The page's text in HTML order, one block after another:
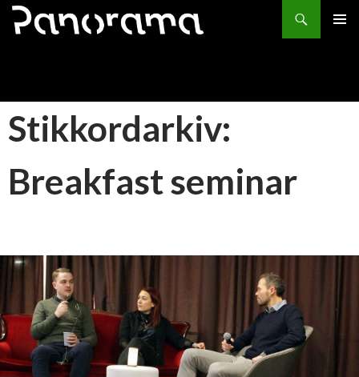
Søk
HOPP
Stikkordarkiv:
Breakfast seminar